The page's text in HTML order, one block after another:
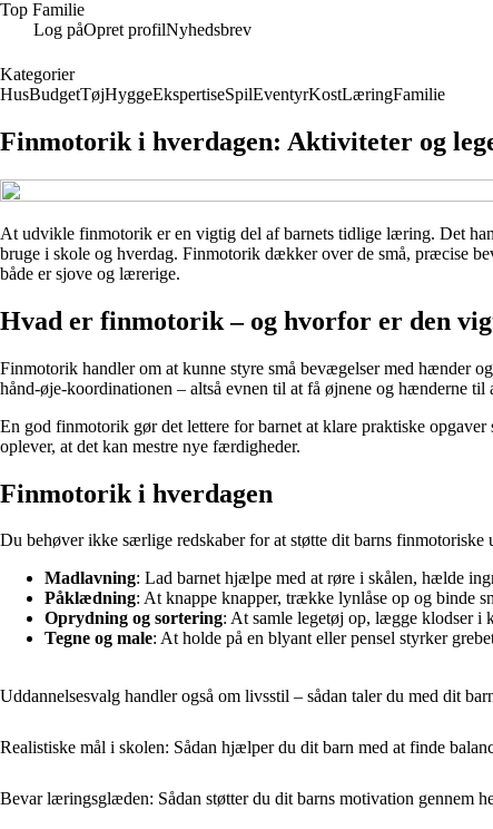
Top Familie
Log påOpret profilNyhedsbrev
Kategorier
HusBudgetTøjHyggeEkspertiseSpilEventyrKostLæringFamilie
Finmotorik i hverdagen: Aktiviteter og
At udvikle finmotorik er en vigtig del af barnets tidlige læring. Det
bruge i skole og hverdag. Finmotorik dækker over de små, præcise
både er sjove og lærerige.
Hvad er finmotorik – og hvorfor er den
Finmotorik handler om at kunne styre små bevægelser med hænder
hånd-øje-koordinationen – altså evnen til at få øjnene og hænderne til
En god finmotorik gør det lettere for barnet at klare praktiske
oplever, at det kan mestre nye færdigheder.
Finmotorik i hverdagen
Du behøver ikke særlige redskaber for at støtte dit barns
Madlavning: Lad barnet hjælpe med at røre i skålen, hælde
Påklædning: At knappe knapper, trække lynlåse op og binde
Oprydning og sortering: At samle legetøj op, lægge klodser i
Tegne og male: At holde på en blyant eller pensel styrker
Uddannelsesvalg handler også om livsstil – sådan taler du med dit
Realistiske mål i skolen: Sådan hjælper du dit barn med at finde
Bevar læringsglæden: Sådan støtter du dit barns motivation gennem